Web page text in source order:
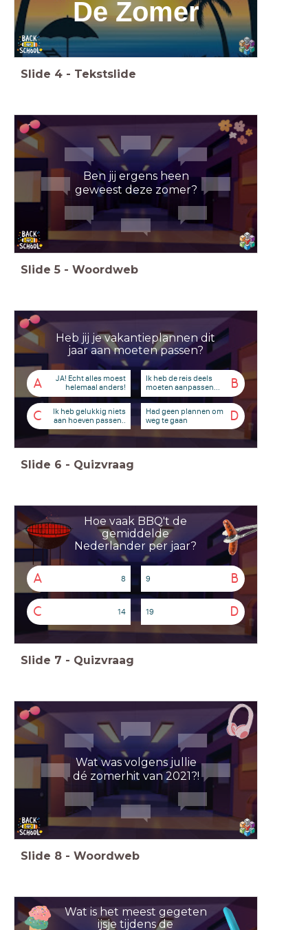
De Zomer
Slide 4 - Tekstslide
Ben jij ergens heen
geweest deze zomer?
Slide 5 - Woordweb
Heb jij je vakantieplannen dit
jaar aan moeten passen?
A
JA! Echt alles moest
helemaal anders!
B
Ik heb de reis deels
moeten aanpassen...
C
Ik heb gelukkig niets
aan hoeven passen..
D
Had geen plannen om
weg te gaan
Slide 6 - Quizvraag
Hoe vaak BBQ't de
gemiddelde
Nederlander per jaar?
A 8 B
9
C 14 D
19
Slide 7 - Quizvraag
Wat was volgens jullie
dé zomerhit van 2021?!
Slide 8 - Woordweb
Wat is het meest gegeten
ijsje tijdens de